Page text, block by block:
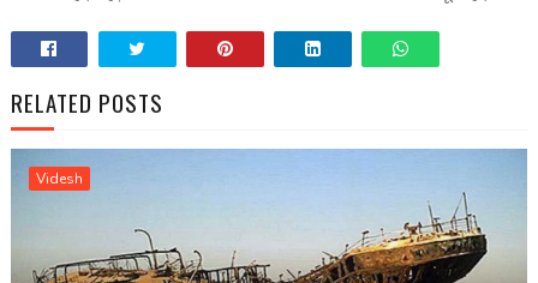
RELATED POSTS
Videsh